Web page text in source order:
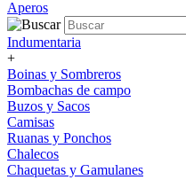
Aperos
Indumentaria
+
Boinas y Sombreros
Bombachas de campo
Buzos y Sacos
Camisas
Ruanas y Ponchos
Chalecos
Chaquetas y Gamulanes